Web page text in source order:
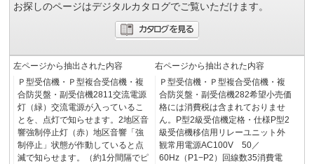
お探しのページはデジタルカタログでご覧いただけます。
左ページから抽出された内容
Ｐ型受信機・Ｐ型複合受信機・複
合防災盤・副受信機2811交流電源
灯（緑）交流電源が入っているこ
とを、点灯で知らせます。2地区音
響強制停止灯（赤）地区音響「強
制停止」状態が作動していると点
滅で知らせます。（約1分間隔でピ
右ページから抽出された内容
Ｐ型受信機・Ｐ型複合受信機・複
合防災盤・副受信機282希望小売価
格には消費税は含まれておりませ
ん。P型2級受信機定格・仕様P型2
級受信機移信用リレーユニット外
観常用電源AC100V 50／
60Hz（P1−P2）回線数35消費電